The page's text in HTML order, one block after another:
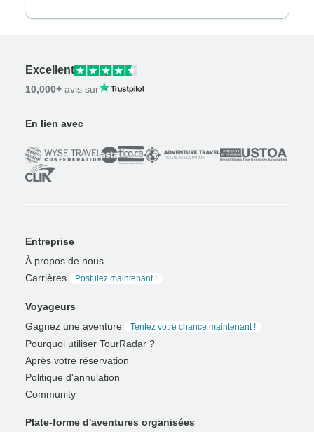
Excellent
10,000+ avis sur
En lien avec
Entreprise
À propos de nous
Carrières
Postulez maintenant !
Voyageurs
Gagnez une aventure
Tentez votre chance maintenant !
Pourquoi utiliser TourRadar ?
Après votre réservation
Politique d'annulation
Community
Plate-forme d'aventures organisées